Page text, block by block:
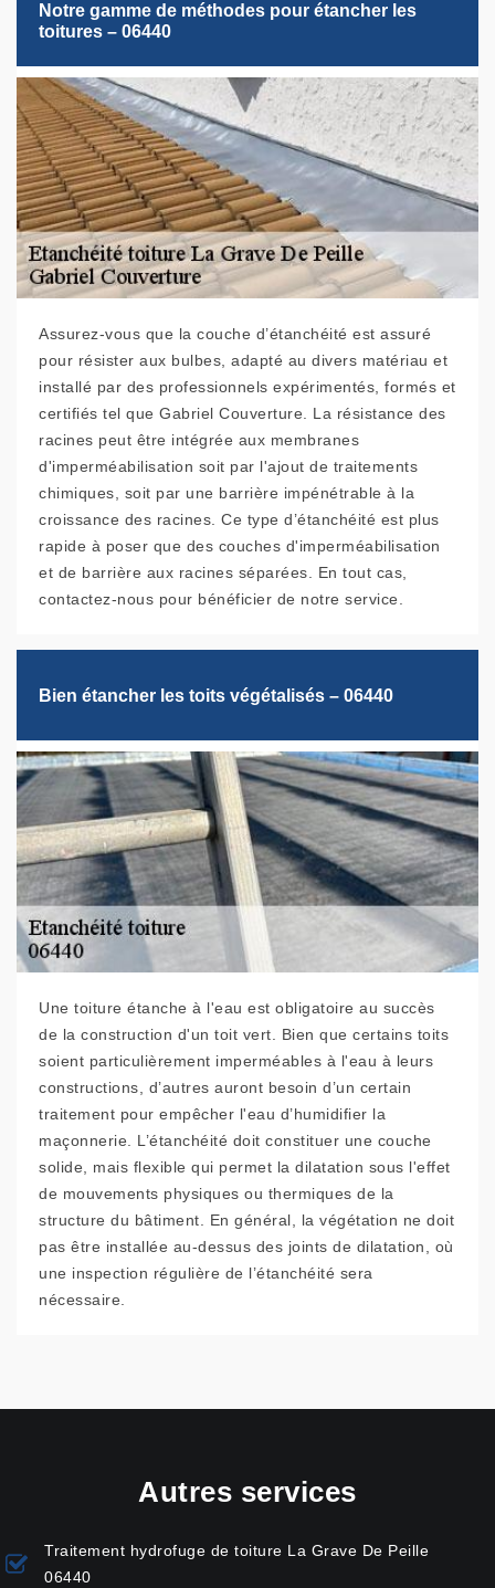
Notre gamme de méthodes pour étancher les
toitures – 06440
Assurez-vous que la couche d’étanchéité est assuré
pour résister aux bulbes, adapté au divers matériau et
installé par des professionnels expérimentés, formés et
certifiés tel que Gabriel Couverture. La résistance des
racines peut être intégrée aux membranes
d'imperméabilisation soit par l'ajout de traitements
chimiques, soit par une barrière impénétrable à la
croissance des racines. Ce type d’étanchéité est plus
rapide à poser que des couches d'imperméabilisation
et de barrière aux racines séparées. En tout cas,
contactez-nous pour bénéficier de notre service.
Bien étancher les toits végétalisés – 06440
Une toiture étanche à l'eau est obligatoire au succès
de la construction d'un toit vert. Bien que certains toits
soient particulièrement imperméables à l'eau à leurs
constructions, d’autres auront besoin d’un certain
traitement pour empêcher l'eau d’humidifier la
maçonnerie. L’étanchéité doit constituer une couche
solide, mais flexible qui permet la dilatation sous l'effet
de mouvements physiques ou thermiques de la
structure du bâtiment. En général, la végétation ne doit
pas être installée au-dessus des joints de dilatation, où
une inspection régulière de l’étanchéité sera
nécessaire.
Autres services
Traitement hydrofuge de toiture La Grave De Peille
06440